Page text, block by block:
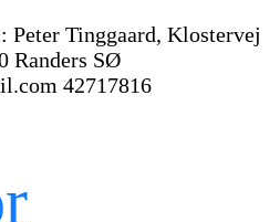
Peter Tinggaard, Klostervej
Randers SØ
42717816